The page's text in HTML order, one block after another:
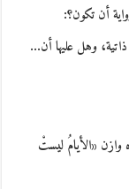
أن تكون؟:
وهل عليها أن…
وازن «الأيامُ ليستْ